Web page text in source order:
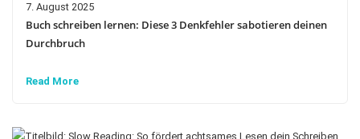
7. August 2025
Buch schreiben lernen: Diese 3 Denkfehler sabotieren deinen
Durchbruch
Read More